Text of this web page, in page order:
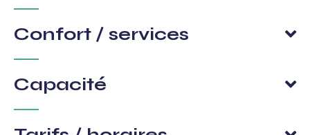
Confort / services
Capacité